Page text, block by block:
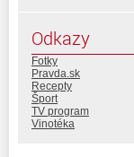
Odkazy
Fotky
Pravda.sk
Recepty
Šport
TV program
Vinotéka